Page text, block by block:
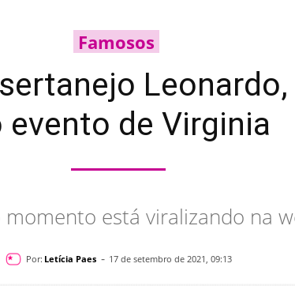
Famosos
evento de Virginia
momento está viralizando na
Por: Letícia Paes - 17 de setembro de 2021, 09:13